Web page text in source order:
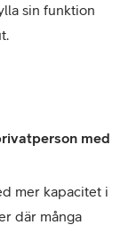
sin funktion
med
mer kapacitet i
där många